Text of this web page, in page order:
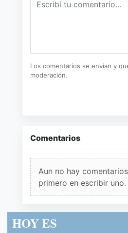
Los comentarios se envían y
moderación.
Comentarios
Aun no hay
primero en escribir uno.
HOY ES